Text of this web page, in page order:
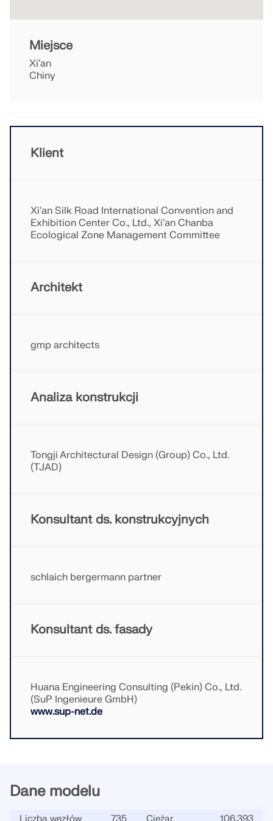
konstrukcyjnej.
DOWIEDZ SIĘ WIĘCEJ
szybkiego określania obciążeń śniegiem, wiatrem i
Przestarzałe produkty
Miejsce
Xi’an
Chiny
Klient
Xi'an Silk Road International Convention and
Exhibition Center Co., Ltd., Xi'an Chanba
Ecological Zone Management Committee
Architekt
gmp architects
Analiza konstrukcji
Tongji Architectural Design (Group) Co., Ltd.
(TJAD)
Konsultant ds. konstrukcyjnych
schlaich bergermann partner
Konsultant ds. fasady
Huana Engineering Consulting (Pekin) Co., Ltd.
(SuP Ingenieure GmbH)
www.sup-net.de
Dane modelu